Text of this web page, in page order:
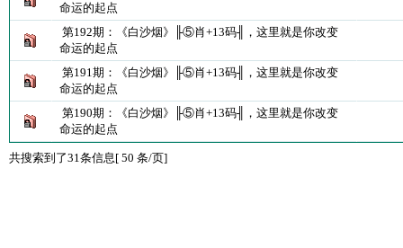
命运的起点
第192期：《白沙烟》╟⑤肖+13码╢，这里就是你改变
命运的起点
第191期：《白沙烟》╟⑤肖+13码╢，这里就是你改变
命运的起点
第190期：《白沙烟》╟⑤肖+13码╢，这里就是你改变
命运的起点
共搜索到了31条信息[ 50 条/页]